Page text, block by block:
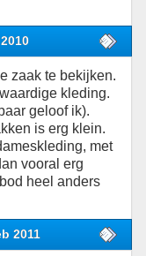
zaak te bekijken.
kleding.
geloof ik).
is erg klein.
met
vooral erg
heel anders
2011